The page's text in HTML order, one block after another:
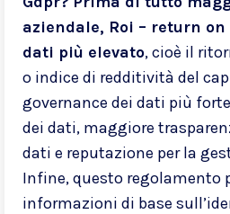
aziendale, Roi – return
dati più elevato, cioè il
o indice di redditività del
governance dei dati più
dei dati, maggiore
dati e reputazione per la
Infine, questo regolamento
informazioni di base